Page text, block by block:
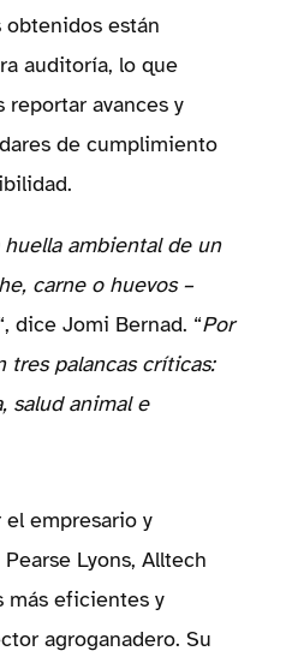
están
auditoría, lo que
reportar avances y
de cumplimiento
ambiental de un
carne o huevos –
dice Jomi Bernad. “Por
tres palancas críticas:
salud animal e
empresario y
Lyons, Alltech
más eficientes y
agroganadero. Su